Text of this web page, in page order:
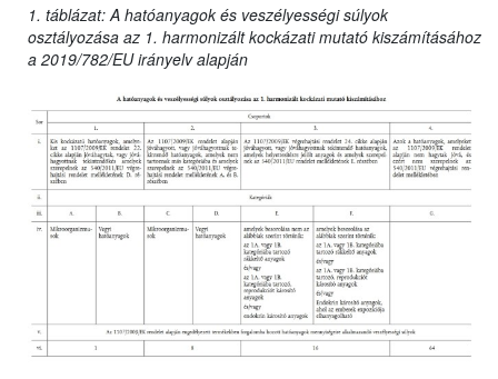
1. táblázat: A hatóanyagok és veszélyességi súlyok
osztályozása az 1. harmonizált kockázati mutató kiszámításához
a 2019/782/EU irányelv alapján